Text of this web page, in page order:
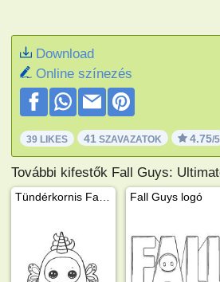
Download
Online színezés
39 LIKES 41 SZAVAZATOK 4.75/5
További kifestők Fall Guys:
Fall Guys logó